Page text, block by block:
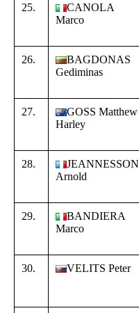
25.
CANOLA
Marco
26.
BAGDONAS
Gediminas
27.
GOSS Matthew
Harley
28.
JEANNESSON
Arnold
29.
BANDIERA
Marco
30. VELITS Peter